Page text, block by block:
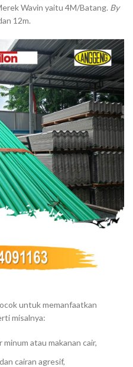
Wavin yaitu 4M/Batang. By
12m.
untuk memanfaatkan
misalnya:
atau makanan cair,
cairan agresif,